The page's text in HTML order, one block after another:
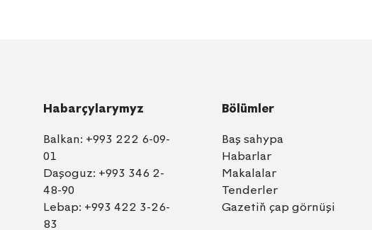
Habarçylarymyz
Balkan: +993 222 6-09-
01
Daşoguz: +993 346 2-
48-90
Lebap: +993 422 3-26-
83
Bölümler
Baş sahypa
Habarlar
Makalalar
Tenderler
Gazetiň çap görnüşi